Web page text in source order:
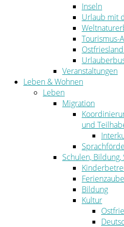
Inseln
Urlaub mit
Tourismus-
Veranstaltungen
Leben & Wohnen
Leben
Migration
und
Schulen,
Bildung
Kultur